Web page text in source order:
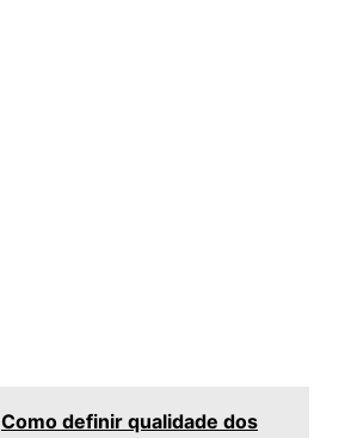
Como definir qualidade dos